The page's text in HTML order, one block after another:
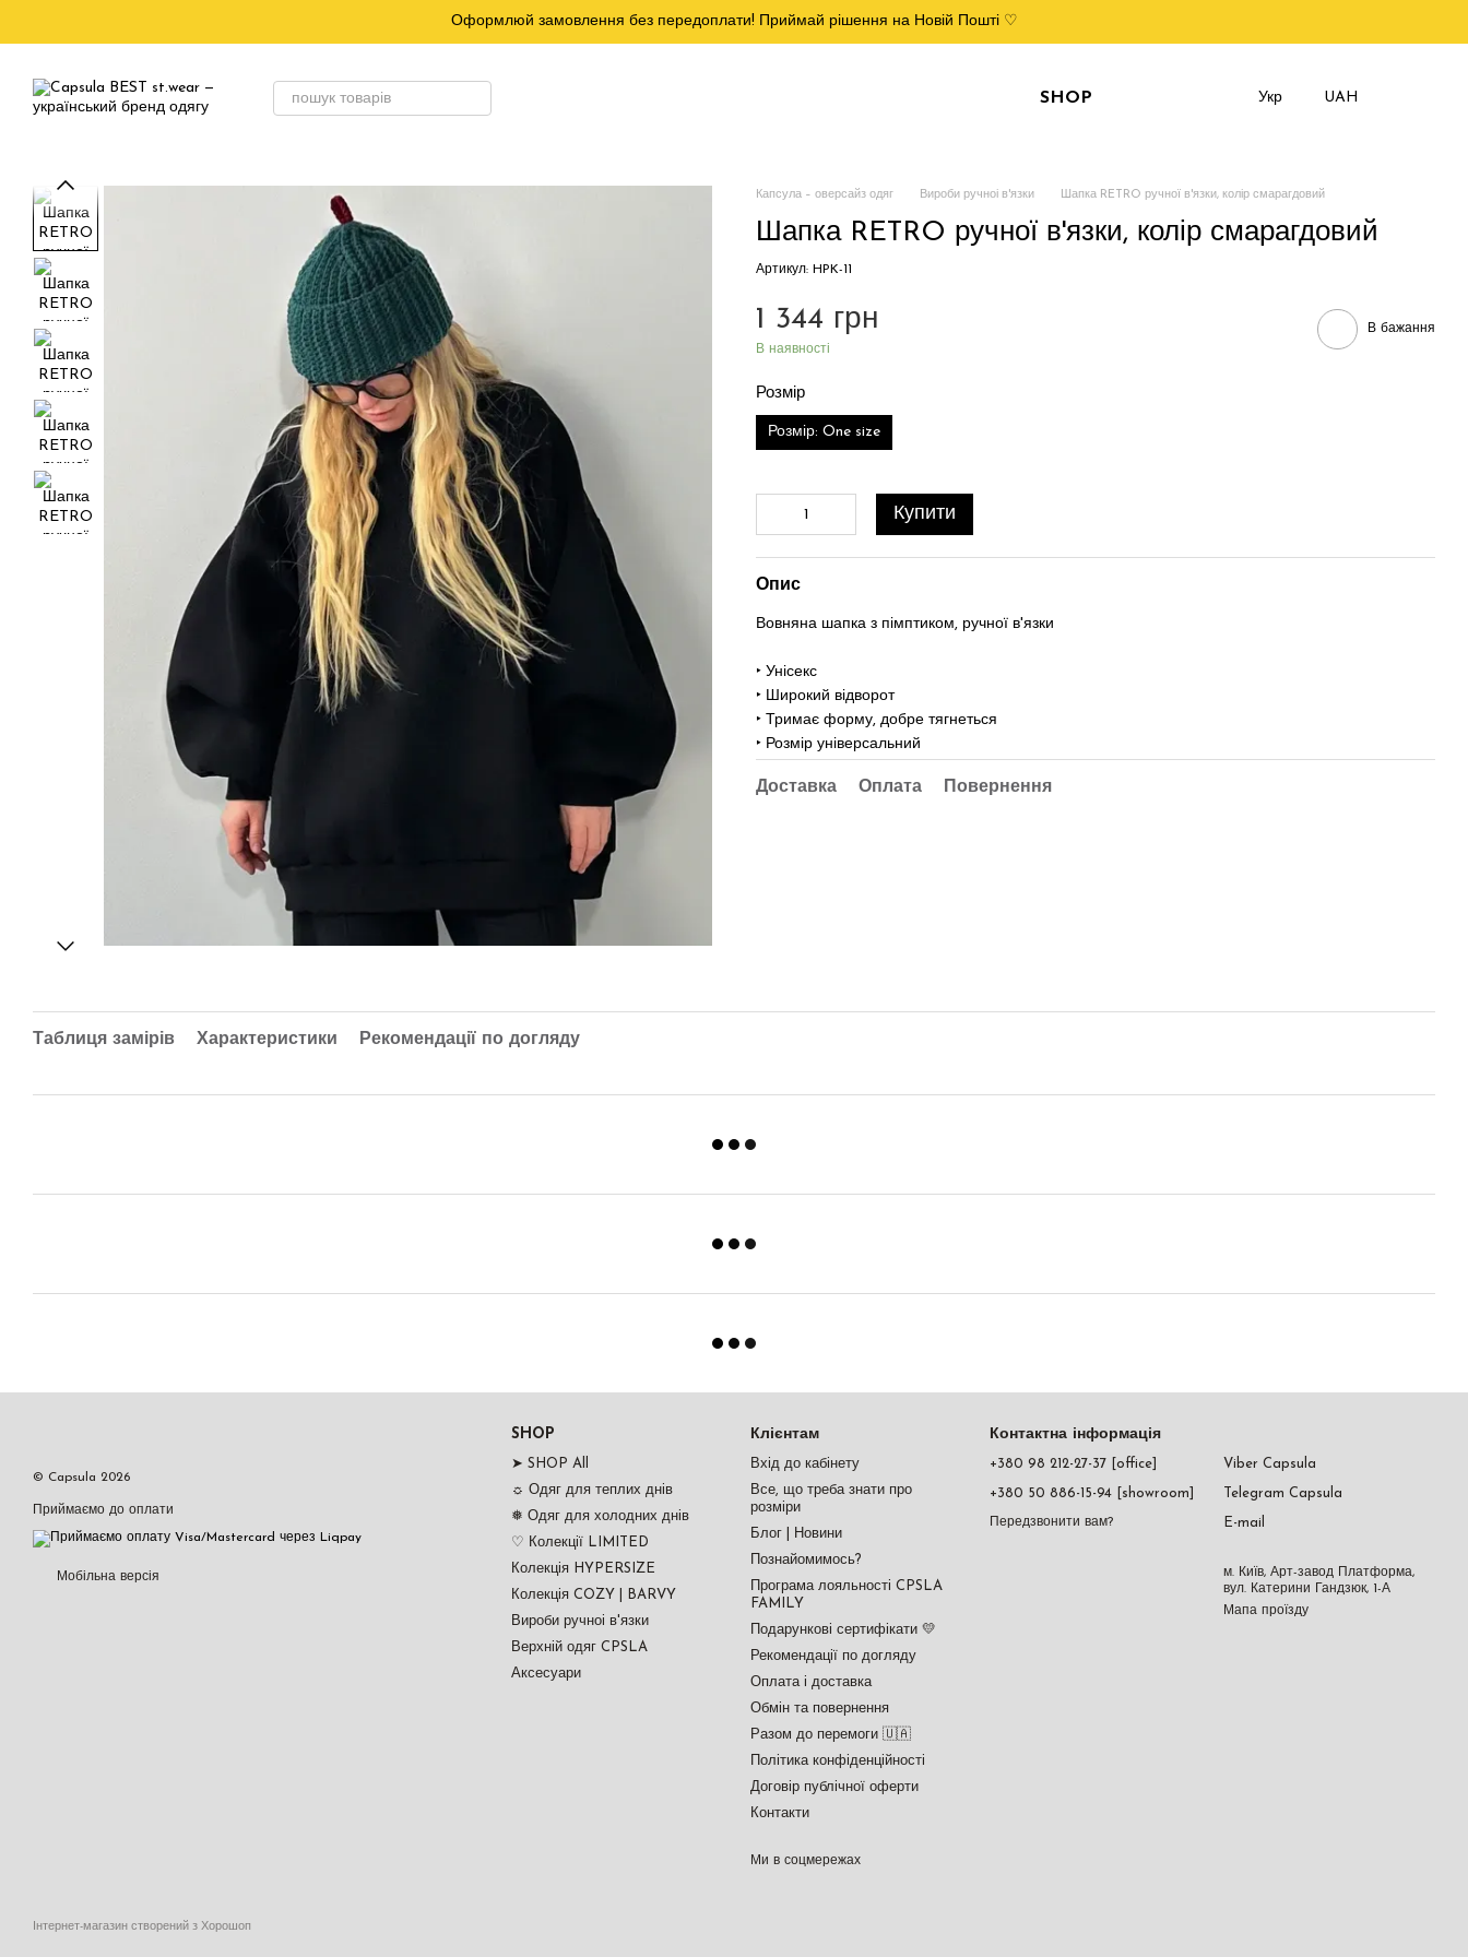
Оформлюй замовлення без передоплати! Приймай рішення на Новій Пошті ♡
SHOP Укр UAH
Капсула – оверсайз одяг Вироби ручноі в'язки Шапка RETRO ручної в'язки, колір смарагдовий
Шапка RETRO ручної в'язки, колір смарагдовий
Артикул: HPK-11
1 344 грн
В наявності
В бажання
Розмір
Розмір: One size
Купити
Опис
Вовняна шапка з пімптиком, ручної в'язки
‣ Унісекс
‣ Широкий відворот
‣ Тримає форму, добре тягнеться
‣ Розмір універсальний
Доставка Оплата Повернення
Таблиця замірів Характеристики Рекомендації по догляду
© Capsula 2026
Приймаємо до оплати
Мобільна версія
Інтернет-магазин створений з Хорошоп
SHOP
➤ SHOP All
☼ Одяг для теплих днів
❅ Одяг для холодних днів
♡ Колекції LIMITED
Колекція HYPERSIZE
Колекція COZY | BARVY
Вироби ручноі в'язки
Верхній одяг CPSLA
Аксесуари
Клієнтам
Вхід до кабінету
Все, що треба знати про
розміри
Блог | Новини
Познайомимось?
Програма лояльності CPSLA
FAMILY
Подарункові сертифікати 💛
Рекомендації по догляду
Оплата і доставка
Обмін та повернення
Разом до перемоги 🇺🇦
Політика конфіденційності
Договір публічної оферти
Контакти
Ми в соцмережах
Контактна інформація
+380 98 212-27-37 [office]
+380 50 886-15-94 [showroom]
Передзвонити вам?
Viber Capsula
Telegram Capsula
E-mail
м. Київ, Арт-завод Платформа,
вул. Катерини Гандзюк, 1-А
Мапа проїзду